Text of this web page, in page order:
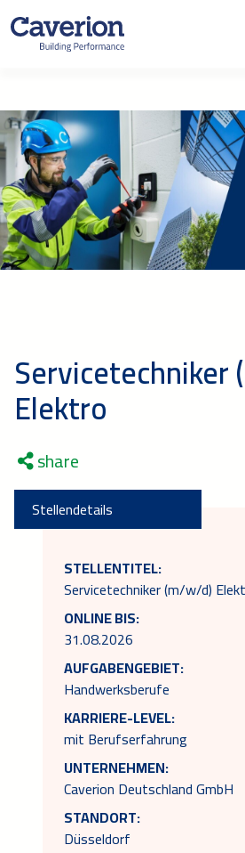
Elektro
share
Stellendetails
STELLENTITEL:
Servicetechniker (m/w/d)
ONLINE BIS:
31.08.2026
AUFGABENGEBIET:
Handwerksberufe
KARRIERE-LEVEL:
mit Berufserfahrung
UNTERNEHMEN:
Caverion Deutschland GmbH
STANDORT:
Düsseldorf